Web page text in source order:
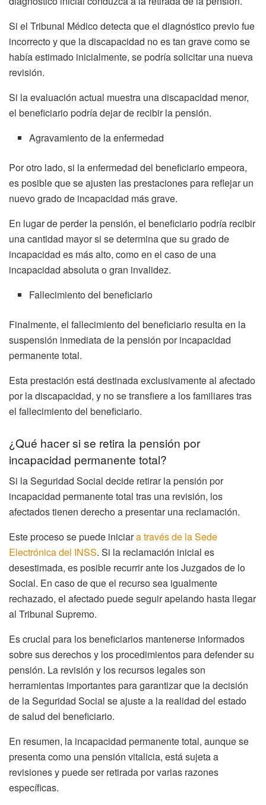
Si el Tribunal Médico detecta que el diagnóstico previo fue
incorrecto y que la discapacidad no es tan grave como se
había estimado inicialmente, se podría solicitar una nueva
revisión.
Si la evaluación actual muestra una discapacidad menor,
el beneficiario podría dejar de recibir la pensión.
Agravamiento de la enfermedad
Por otro lado, si la enfermedad del beneficiario empeora,
es posible que se ajusten las prestaciones para reflejar un
nuevo grado de incapacidad más grave.
En lugar de perder la pensión, el beneficiario podría recibir
una cantidad mayor si se determina que su grado de
incapacidad es más alto, como en el caso de una
incapacidad absoluta o gran invalidez.
Fallecimiento del beneficiario
Finalmente, el fallecimiento del beneficiario resulta en la
suspensión inmediata de la pensión por incapacidad
permanente total.
Esta prestación está destinada exclusivamente al afectado
por la discapacidad, y no se transfiere a los familiares tras
el fallecimiento del beneficiario.
¿Qué hacer si se retira la pensión por
incapacidad permanente total?
Si la Seguridad Social decide retirar la pensión por
incapacidad permanente total tras una revisión, los
afectados tienen derecho a presentar una reclamación.
Este proceso se puede iniciara través de la Sede
Electrónica del INSS. Si la reclamación inicial es
desestimada, es posible recurrir ante los Juzgados de lo
Social. En caso de que el recurso sea igualmente
rechazado, el afectado puede seguir apelando hasta llegar
al Tribunal Supremo.
Es crucial para los beneficiarios mantenerse informados
sobre sus derechos y los procedimientos para defender su
pensión. La revisión y los recursos legales son
herramientas importantes para garantizar que la decisión
de la Seguridad Social se ajuste a la realidad del estado
de salud del beneficiario.
En resumen, la incapacidad permanente total, aunque se
presenta como una pensión vitalicia, está sujeta a
revisiones y puede ser retirada por varias razones
específicas.